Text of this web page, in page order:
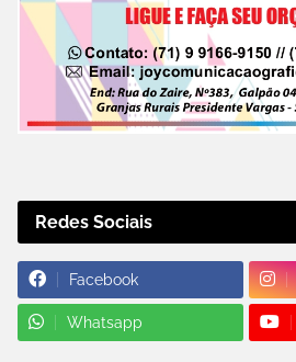
Redes Sociais
Facebook
Whatsapp